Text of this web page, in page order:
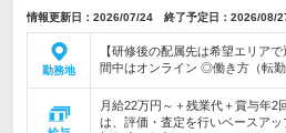
情報更新日：2026/07/24 終了予定日：2026/08/
勤務地
【研修後の配属先は希望エリア
間中はオンライン ◎働き方（転
月給22万円～＋残業代＋賞与年
は、評価・査定を行いベースアッ